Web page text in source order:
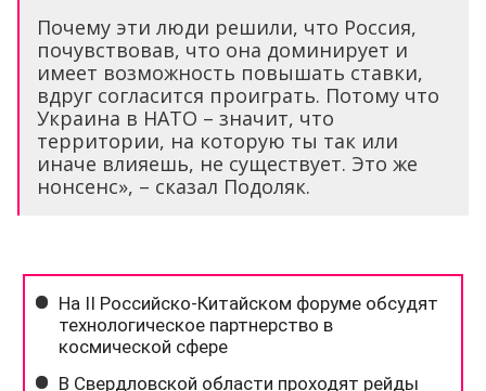
Почему эти люди решили, что Россия,
почувствовав, что она доминирует и
имеет возможность повышать ставки,
вдруг согласится проиграть. Потому что
Украина в НАТО – значит, что
территории, на которую ты так или
иначе влияешь, не существует. Это же
нонсенс», – сказал Подоляк.